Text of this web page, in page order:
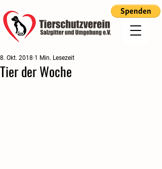
Tier der Woche
8. Okt. 2018 1 Min. Lesezeit